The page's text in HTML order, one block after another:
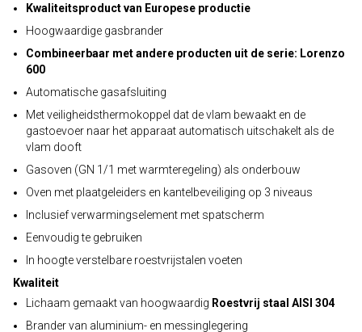
Kwaliteitsproduct van Europese productie
Hoogwaardige gasbrander
Combineerbaar met andere producten uit de serie: Lorenzo
600
Automatische gasafsluiting
Met veiligheidsthermokoppel dat de vlam bewaakt en de
gastoevoer naar het apparaat automatisch uitschakelt als de
vlam dooft
Gasoven (GN 1/1 met warmteregeling) als onderbouw
Oven met plaatgeleiders en kantelbeveiliging op 3 niveaus
Inclusief verwarmingselement met spatscherm
Eenvoudig te gebruiken
In hoogte verstelbare roestvrijstalen voeten
Kwaliteit
Lichaam gemaakt van hoogwaardig Roestvrij staal AISI 304
Brander van aluminium- en messinglegering